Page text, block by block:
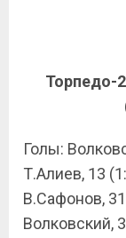
Торпедо-
Голы:
Т.Алиев, 13
В.Сафонов,
Волковский,